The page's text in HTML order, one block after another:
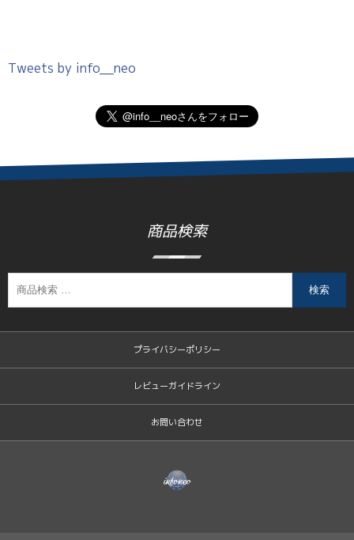
Tweets by info__neo
商品検索
検索
プライバシーポリシー
レビューガイドライン
お問い合わせ